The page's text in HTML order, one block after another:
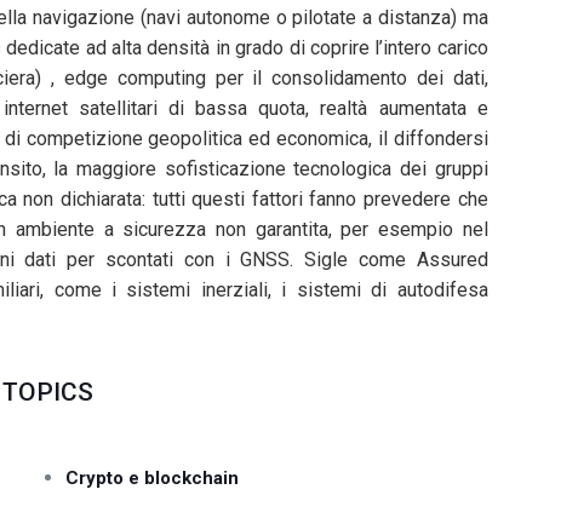
navigazione (navi autonome o pilotate a distanza) ma
ad alta densità in grado di coprire l’intero carico
, edge computing per il consolidamento dei dati,
satellitari di bassa quota, realtà aumentata e
competizione geopolitica ed economica, il diffondersi
la maggiore sofisticazione tecnologica dei gruppi
non dichiarata: tutti questi fattori fanno prevedere che
a sicurezza non garantita, per esempio nel
dati per scontati con i GNSS. Sigle come Assured
come i sistemi inerziali, i sistemi di autodifesa
Crypto e blockchain